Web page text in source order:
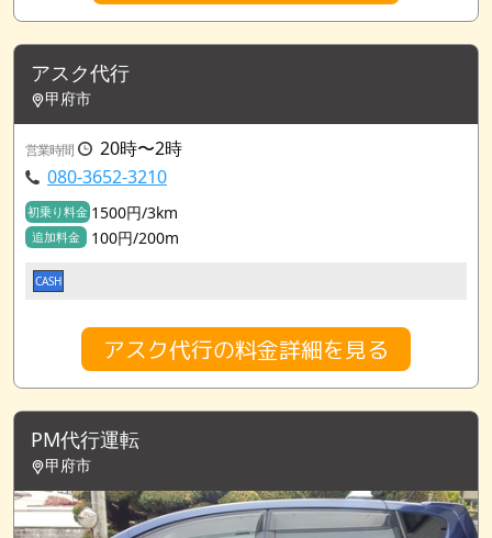
アスク代行
甲府市
営業時間
20時〜2時
080-3652-3210
初乗り料金 1500円/3km
追加料金 100円/200m
CASH
アスク代行の料金詳細を見る
PM代行運転
甲府市